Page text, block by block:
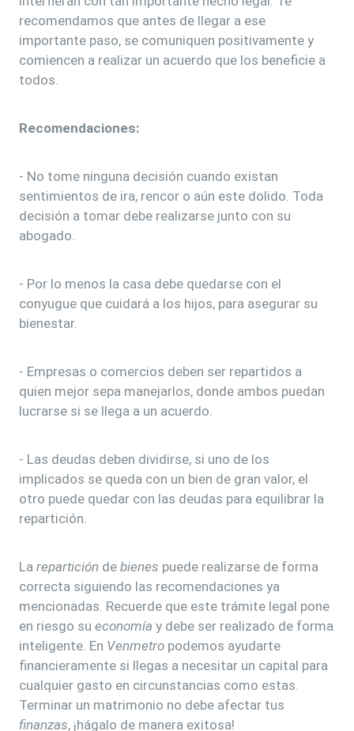
recomendamos que antes de llegar a ese
importante paso, se comuniquen positivamente y
comiencen a realizar un acuerdo que los beneficie a
todos.
Recomendaciones:
- No tome ninguna decisión cuando existan
sentimientos de ira, rencor o aún este dolido. Toda
decisión a tomar debe realizarse junto con su
abogado.
- Por lo menos la casa debe quedarse con el
conyugue que cuidará a los hijos, para asegurar su
bienestar.
- Empresas o comercios deben ser repartidos a
quien mejor sepa manejarlos, donde ambos puedan
lucrarse si se llega a un acuerdo.
- Las deudas deben dividirse, si uno de los
implicados se queda con un bien de gran valor, el
otro puede quedar con las deudas para equilibrar la
repartición.
La repartición de bienes puede realizarse de forma
correcta siguiendo las recomendaciones ya
mencionadas. Recuerde que este trámite legal pone
en riesgo su economía y debe ser realizado de forma
inteligente. En Venmetro podemos ayudarte
financieramente si llegas a necesitar un capital para
cualquier gasto en circunstancias como estas.
Terminar un matrimonio no debe afectar tus
finanzas, ¡hágalo de manera exitosa!